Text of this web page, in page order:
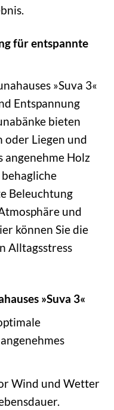
für entspannte
»Suva 3«
Entspannung
bieten
oder Liegen und
angenehme Holz
Beleuchtung
und
können Sie die
Alltagsstress
»Suva 3«
Wind und Wetter